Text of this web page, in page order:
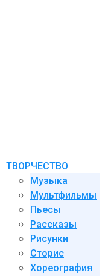
ТВОРЧЕСТВО
Музыка
Мультфильмы
Пьесы
Рассказы
Рисунки
Сторис
Хореография